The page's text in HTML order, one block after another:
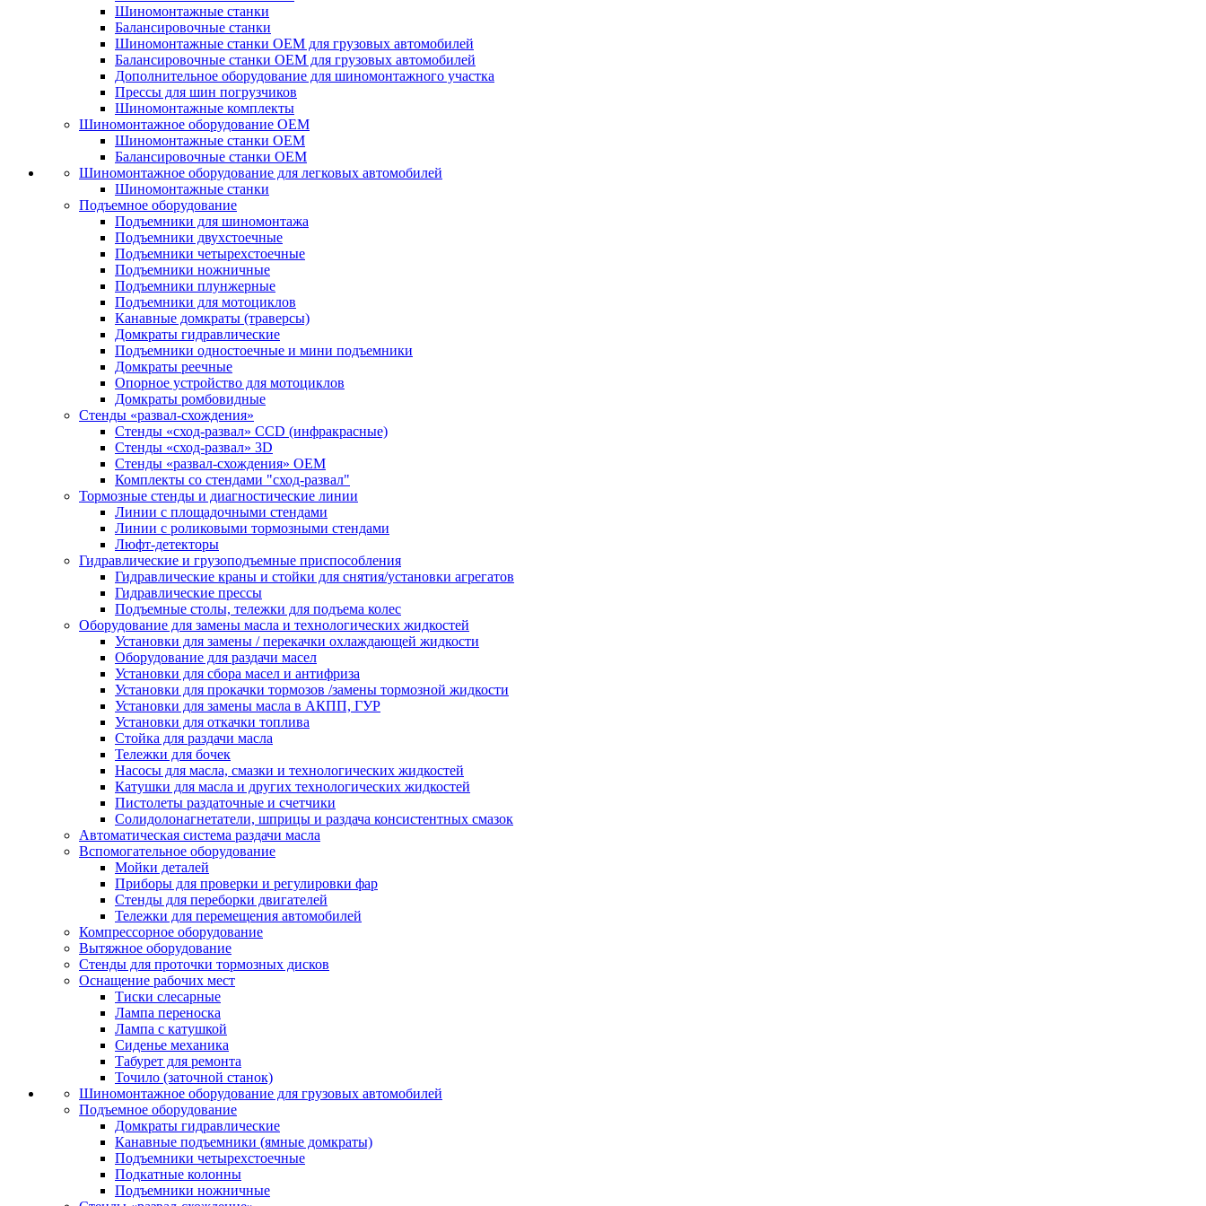
Шиномонтажные станки
Балансировочные станки
Шиномонтажные станки ОЕМ для грузовых автомобилей
Балансировочные станки ОЕМ для грузовых автомобилей
Дополнительное оборудование для шиномонтажного участка
Прессы для шин погрузчиков
Шиномонтажные комплекты
Шиномонтажное оборудование ОЕМ
Шиномонтажные станки ОЕМ
Балансировочные станки ОЕМ
Шиномонтажное оборудование для легковых автомобилей
Шиномонтажные станки
Подъемное оборудование
Подъемники для шиномонтажа
Подъемники двухстоечные
Подъемники четырехстоечные
Подъемники ножничные
Подъемники плунжерные
Подъемники для мотоциклов
Канавные домкраты (траверсы)
Домкраты гидравлические
Подъемники одностоечные и мини подъемники
Домкраты реечные
Опорное устройство для мотоциклов
Домкраты ромбовидные
Стенды «развал-схождения»
Стенды «сход-развал» CCD (инфракрасные)
Стенды «сход-развал» 3D
Стенды «развал-схождения» ОЕМ
Комплекты со стендами "сход-развал"
Тормозные стенды и диагностические линии
Линии с площадочными стендами
Линии с роликовыми тормозными стендами
Люфт-детекторы
Гидравлические и грузоподъемные приспособления
Гидравлические краны и стойки для снятия/установки агрегатов
Гидравлические прессы
Подъемные столы, тележки для подъема колес
Оборудование для замены масла и технологических жидкостей
Установки для замены / перекачки охлаждающей жидкости
Оборудование для раздачи масел
Установки для сбора масел и антифриза
Установки для прокачки тормозов /замены тормозной жидкости
Установки для замены масла в АКПП, ГУР
Установки для откачки топлива
Стойка для раздачи масла
Тележки для бочек
Насосы для масла, смазки и технологических жидкостей
Катушки для масла и других технологических жидкостей
Пистолеты раздаточные и счетчики
Солидолонагнетатели, шприцы и раздача консистентных смазок
Автоматическая система раздачи масла
Вспомогательное оборудование
Мойки деталей
Приборы для проверки и регулировки фар
Стенды для переборки двигателей
Тележки для перемещения автомобилей
Компрессорное оборудование
Вытяжное оборудование
Стенды для проточки тормозных дисков
Оснащение рабочих мест
Тиски слесарные
Лампа переноска
Лампа с катушкой
Сиденье механика
Табурет для ремонта
Точило (заточной станок)
Шиномонтажное оборудование для грузовых автомобилей
Подъемное оборудование
Домкраты гидравлические
Канавные подъемники (ямные домкраты)
Подъемники четырехстоечные
Подкатные колонны
Подъемники ножничные